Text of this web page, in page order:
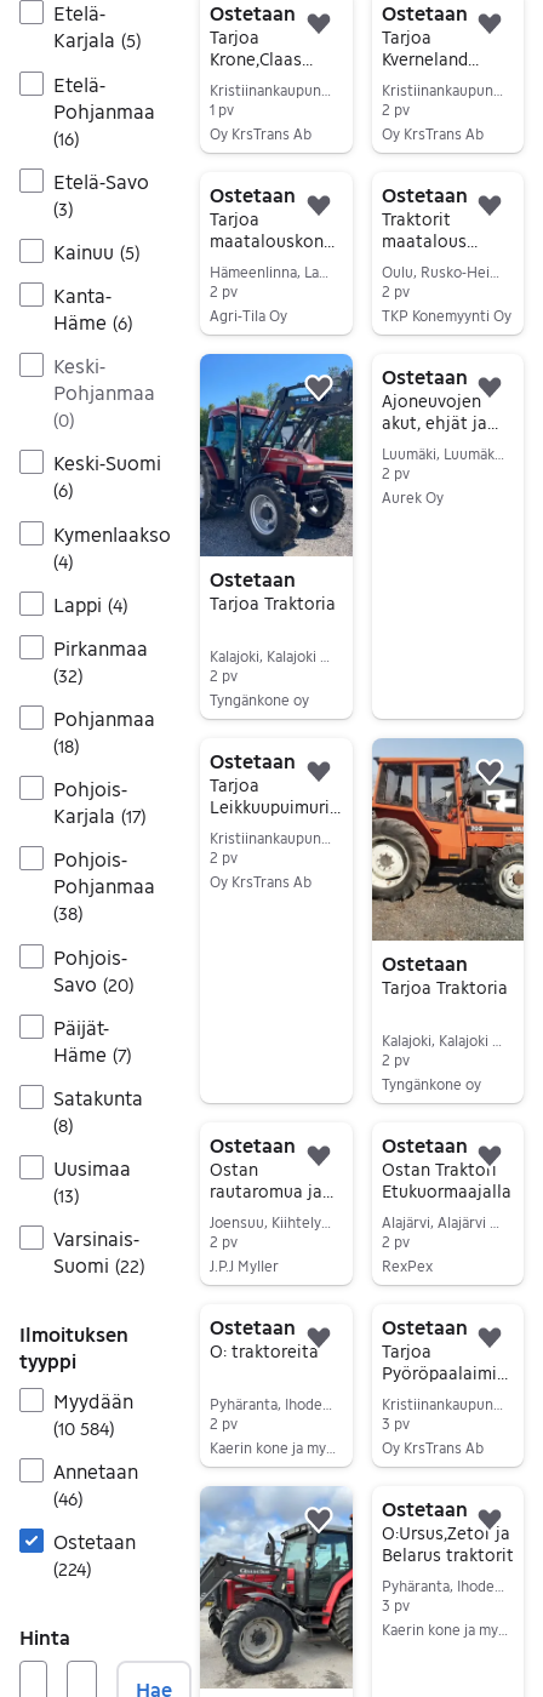
Etelä-
Karjala (5)
Etelä-
Pohjanmaa
(16)
Etelä-Savo
(3)
Kainuu (5)
Kanta-
Häme (6)
Keski-
Pohjanmaa
(0)
Keski-Suomi
(6)
Kymenlaakso
(4)
Lappi (4)
Pirkanmaa
(32)
Pohjanmaa
(18)
Pohjois-
Karjala (17)
Pohjois-
Pohjanmaa
(38)
Pohjois-
Savo (20)
Päijät-
Häme (7)
Satakunta
(8)
Uusimaa
(13)
Varsinais-
Suomi (22)
Ilmoituksen
tyyppi
Myydään
(10 584)
Annetaan
(46)
Ostetaan
(224)
Hinta
Hae
Ostetaan
Tarjoa
Krone,Claas
,Welger
Paalaimia
1 pv
Oy KrsTrans Ab
Lisää suosikiksi.
Ostetaan
Tarjoa
Kverneland
Kääntöauroja
,sarkaauroja
Kristiinankaupunki, Lapväärtti, Pohjanmaa
2 pv
Oy KrsTrans Ab
Ostetaan
Tarjoa
maatalouskonei
ta myyntiin!
2 pv
Agri-Tila Oy
Lisää suosikiksi.
Ostetaan
Traktorit
maatalous
koneet
ympäristö
koneet
2 pv
TKP Konemyynti Oy
Ostetaan
Tarjoa Traktoria
2 pv
Tyngänkone oy
Lisää suosikiksi.
Ostetaan
Ajoneuvojen
akut, ehjät ja
rikkinäiset
Luumäki, Luumäki, Etelä-Karjala
2 pv
Aurek Oy
Ostetaan
Tarjoa
Leikkuupuimurit,
Perunapuimurit,
Paalaimet,Käärij
ät ym
maatalouskone
2 pv
Oy KrsTrans Ab
Lisää suosikiksi.
Ostetaan
Tarjoa Traktoria
2 pv
Tyngänkone oy
Ostetaan
Ostan
rautaromua ja
romu autoja
2 pv
J.P.J Myller
Lisää suosikiksi.
Ostetaan
Ostan Traktori
Etukuormaajalla
2 pv
RexPex
Ostetaan
O: traktoreita
2 pv
Lisää suosikiksi.
Ostetaan
Tarjoa
Pyöröpaalaimia
Kovapaalaimia
sekä Hinattavia
käärijöitä
Kristiinankaupunki, Lapväärtti, Pohjanmaa
3 pv
Oy KrsTrans Ab
Lisää suosikiksi.
Ostetaan
O:Ursus,Zetor ja
Belarus traktorit
3 pv
Kaerin kone ja myynti